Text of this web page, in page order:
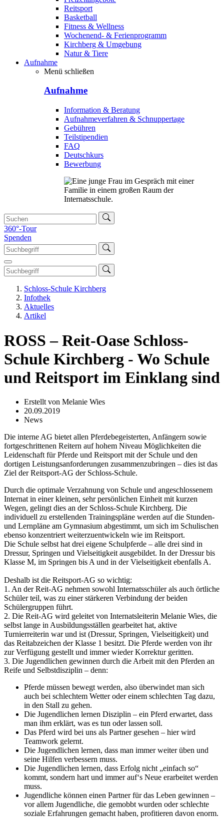
Reitsport
Basketball
Fitness & Wellness
Wochenend- & Ferienprogramm
Kirchberg & Umgebung
Natur & Tiere
Aufnahme
Menü schließen
Aufnahme
Information & Beratung
Aufnahmeverfahren & Schnuppertage
Gebühren
Teilstipendien
FAQ
Deutschkurs
Bewerbung
360°-Tour
Spenden
Schloss-Schule Kirchberg
Infothek
Aktuelles
Artikel
ROSS – Reit-Oase Schloss-
Schule Kirchberg - Wo Schule
und Reitsport im Einklang sind
Erstellt von Melanie Wies
20.09.2019
News
Die interne AG bietet allen Pferdebegeisterten, Anfängern sowie
fortgeschrittenen Reitern auf hohem Niveau Möglichkeiten die
Leidenschaft für Pferde und Reitsport mit der Schule und den
dortigen Leistungsanforderungen zusammenzubringen – dies ist das
Ziel der Reitsport-AG der Schloss-Schule.
Durch die optimale Verzahnung von Schule und angeschlossenem
Internat in einer kleinen, sehr persönlichen Einheit mit kurzen
Wegen, gelingt dies an der Schloss-Schule Kirchberg. Die
individuell zu erstellenden Trainingspläne werden auf die Stunden-
und Lernpläne am Gymnasium abgestimmt, um sich im Schulischen
ebenso konzentriert weiterzuentwickeln wie im Reitsport.
Die Schule selbst hat drei eigene Schulpferde – alle drei sind in
Dressur, Springen und Vielseitigkeit ausgebildet. In der Dressur bis
Klasse M, im Springen bis A und in der Vielseitigkeit ebenfalls A.
Deshalb ist die Reitsport-AG so wichtig:
1. An der Reit-AG nehmen sowohl Internatsschüler als auch örtliche
Schüler teil, was zu einer stärkeren Verbindung der beiden
Schülergruppen führt.
2. Die Reit-AG wird geleitet von Internatsleiterin Melanie Wies, die
selbst lange in Ausbildungsställen gearbeitet hat, aktive
Turnierreiterin war und ist (Dressur, Springen, Vielseitigkeit) und
das Reitabzeichen der Klasse 1 besitzt. Die Pferde werden von ihr
zur Verfügung gestellt und immer wieder Korrektur geritten.
3. Die Jugendlichen gewinnen durch die Arbeit mit den Pferden an
Reife und Selbstdisziplin – denn:
Pferde müssen bewegt werden, also überwindet man sich
auch bei schlechtem Wetter oder einem schlechten Tag dazu,
in den Stall zu gehen.
Die Jugendlichen lernen Disziplin – ein Pferd erwartet, dass
man ihm erklärt, was es tun oder lassen soll.
Das Pferd wird bei uns als Partner gesehen – hier wird
Teamwork gelernt.
Die Jugendlichen lernen, dass man immer weiter üben und
seine Hilfen verbessern muss.
Die Jugendlichen lernen, dass Erfolg nicht „einfach so“
kommt, sondern hart und immer auf‘s Neue erarbeitet werden
muss.
Jugendliche können einen Partner für das Leben gewinnen –
vor allem Jugendliche, die gemobbt wurden oder schlechte
soziale Erfahrungen gemacht haben, profitieren davon enorm.